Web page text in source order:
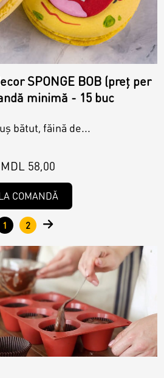
SPONGE BOB (preț per
minimă - 15 buc
bătut, făină de...
MDL 58,00
COMANDĂ
1 2